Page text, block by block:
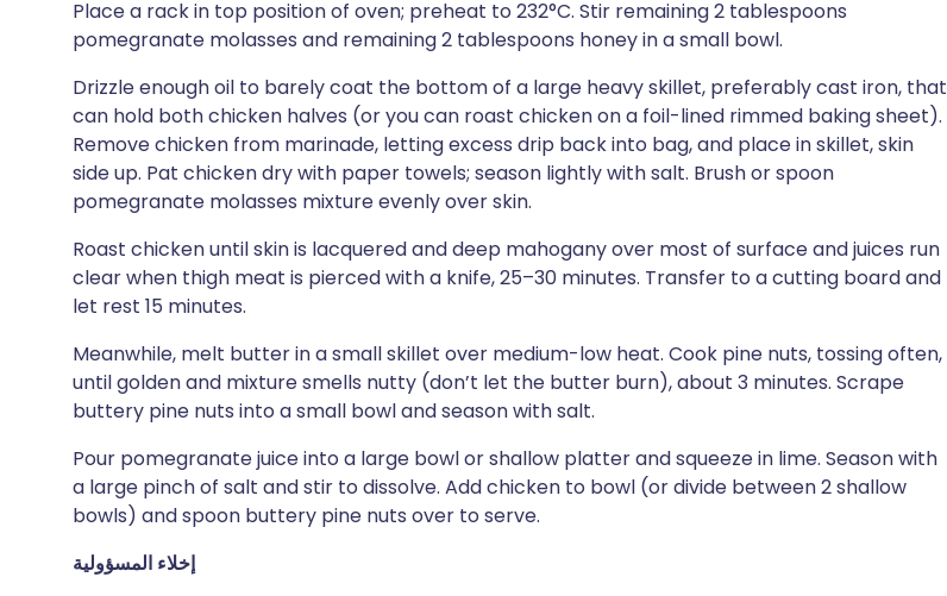
Place a rack in top position of oven; preheat to 232°C. Stir remaining 2 tablespoons
pomegranate molasses and remaining 2 tablespoons honey in a small bowl.
Drizzle enough oil to barely coat the bottom of a large heavy skillet, preferably cast iron, that
can hold both chicken halves (or you can roast chicken on a foil-lined rimmed baking sheet).
Remove chicken from marinade, letting excess drip back into bag, and place in skillet, skin
side up. Pat chicken dry with paper towels; season lightly with salt. Brush or spoon
pomegranate molasses mixture evenly over skin.
Roast chicken until skin is lacquered and deep mahogany over most of surface and juices run
clear when thigh meat is pierced with a knife, 25–30 minutes. Transfer to a cutting board and
let rest 15 minutes.
Meanwhile, melt butter in a small skillet over medium-low heat. Cook pine nuts, tossing often,
until golden and mixture smells nutty (don’t let the butter burn), about 3 minutes. Scrape
buttery pine nuts into a small bowl and season with salt.
Pour pomegranate juice into a large bowl or shallow platter and squeeze in lime. Season with
a large pinch of salt and stir to dissolve. Add chicken to bowl (or divide between 2 shallow
bowls) and spoon buttery pine nuts over to serve.
إخلاء المسؤولية